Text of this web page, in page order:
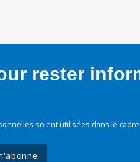
rester
soient utilisées dans le